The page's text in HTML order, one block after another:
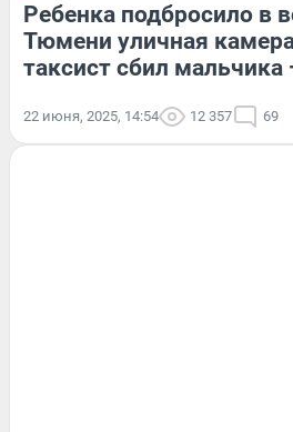
Ребенка подбросило в
Тюмени уличная
таксист сбил мальчика
22 июня, 2025, 14:54 12 357 69